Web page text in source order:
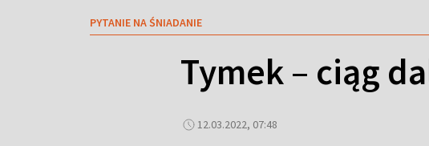
PYTANIE NA ŚNIADANIE
Tymek – ciąg
12.03.2022, 07:48